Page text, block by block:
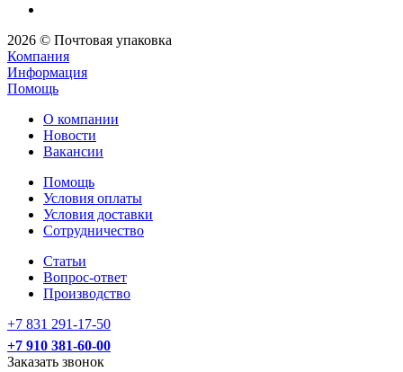
2026 © Почтовая упаковка
Компания
Информация
Помощь
О компании
Новости
Вакансии
Помощь
Условия оплаты
Условия доставки
Сотрудничество
Статьи
Вопрос-ответ
Производство
+7 831 291-17-50
+7 910 381-60-00
Заказать звонок